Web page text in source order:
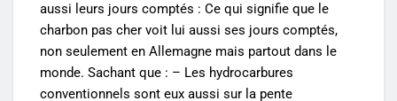
aussi leurs jours comptés : Ce qui signifie que le
charbon pas cher voit lui aussi ses jours comptés,
non seulement en Allemagne mais partout dans le
monde. Sachant que : – Les hydrocarbures
conventionnels sont eux aussi sur la pente